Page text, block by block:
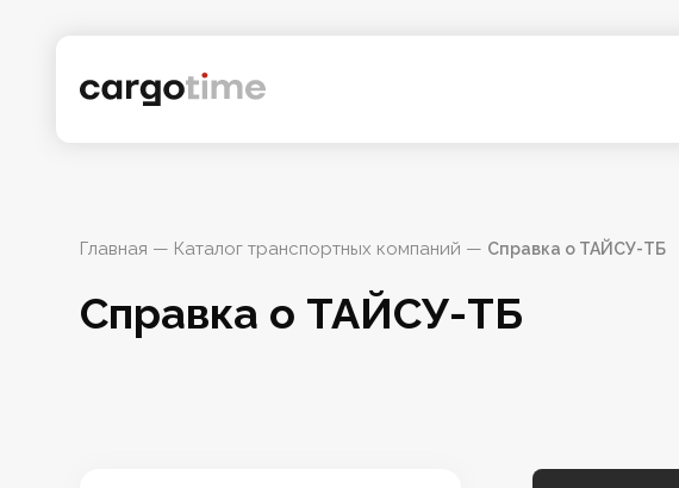
Главная — Каталог транспортных компаний — Справка о ТАЙСУ-ТБ
Справка о ТАЙСУ-ТБ